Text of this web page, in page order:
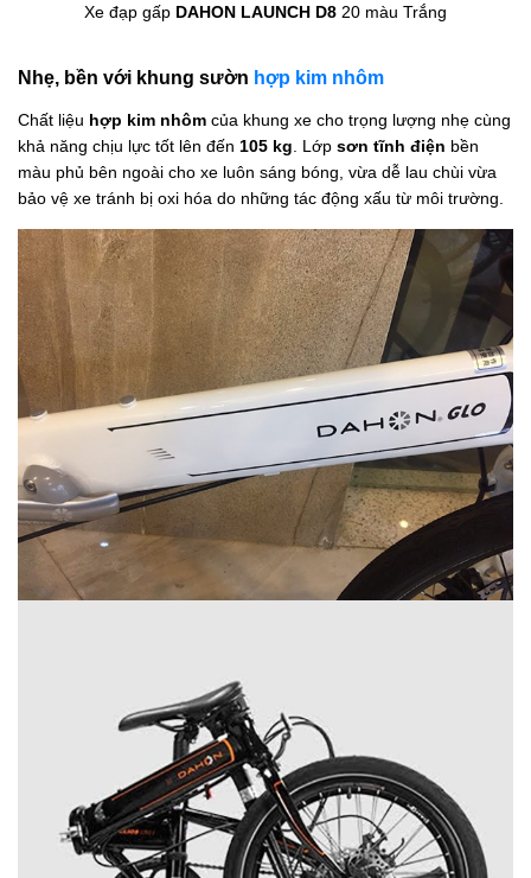
Xe đạp gấp DAHON LAUNCH D8 20 màu Trắng
Nhẹ, bền với khung sườn hợp kim nhôm
Chất liệu hợp kim nhôm của khung xe cho trọng lượng nhẹ cùng
khả năng chịu lực tốt lên đến 105 kg . Lớp sơn tĩnh điện bền
màu phủ bên ngoài cho xe luôn sáng bóng, vừa dễ lau chùi vừa
bảo vệ xe tránh bị oxi hóa do những tác động xấu từ môi trường.